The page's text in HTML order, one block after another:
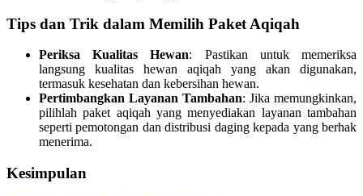
Tips dan Trik dalam Memilih Paket Aqiqah
Periksa Kualitas Hewan: Pastikan untuk memeriksa
langsung kualitas hewan aqiqah yang akan digunakan,
termasuk kesehatan dan kebersihan hewan.
Pertimbangkan Layanan Tambahan: Jika memungkinkan,
pilihlah paket aqiqah yang menyediakan layanan tambahan
seperti pemotongan dan distribusi daging kepada yang berhak
menerima.
Kesimpulan